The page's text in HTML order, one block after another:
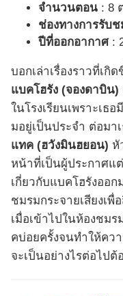
จำนวนตอน : 8
ช่องทางการรับ
ปีที่ออกอากาศ :
บอกเล่าเรื่องราวที่เกิ
แบคโฮรัง (จองดาบิน)
ในโรงเรียนเพราะเธ
มอยู่เป็นประจำ ต่อมา
แทค (ฮวังมินฮยอน) หั
หน้าที่เป็นผู้ประกาศแ
เกี่ยวกับแบคโฮรังออ
ชมรมกระจายเสียงเ
เมื่อเข้าไปในห้องชม
คบ่อยครั้งจนทำให้คว
จะเป็นอย่างไรต่อไป